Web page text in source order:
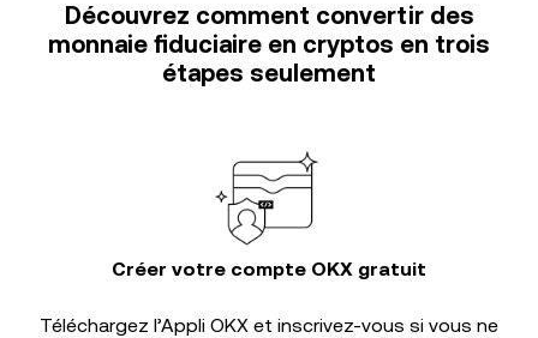
Découvrez comment convertir des
monnaie fiduciaire en cryptos en trois
étapes seulement
Créer votre compte OKX gratuit
Téléchargez l’Appli OKX et inscrivez-vous si vous ne